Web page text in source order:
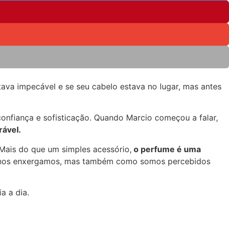
impecável e se seu cabelo estava no lugar, mas antes
e sofisticação. Quando Marcio começou a falar,
do que um simples acessório, o perfume é uma
enxergamos, mas também como somos percebidos
a dia.